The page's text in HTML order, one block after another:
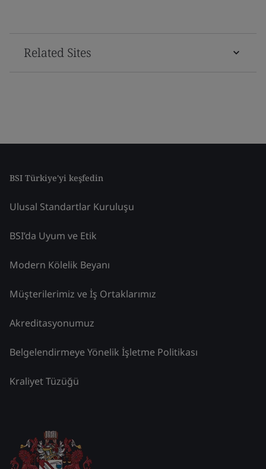
Related Sites
BSI Türkiye'yi keşfedin
Ulusal Standartlar Kuruluşu
BSI’da Uyum ve Etik
Modern Kölelik Beyanı
Müşterilerimiz ve İş Ortaklarımız
Akreditasyonumuz
Belgelendirmeye Yönelik İşletme Politikası
Kraliyet Tüzüğü